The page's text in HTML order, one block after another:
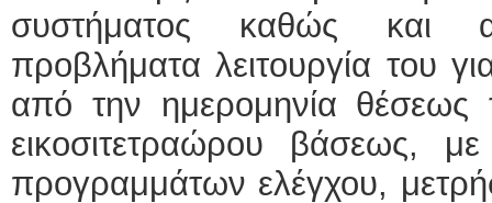
συστήματος καθώς και
προβλήματα λειτουργία του
από την ημερομηνία θέσεως
εικοσιτετραώρου βάσεως,
προγραμμάτων ελέγχου,